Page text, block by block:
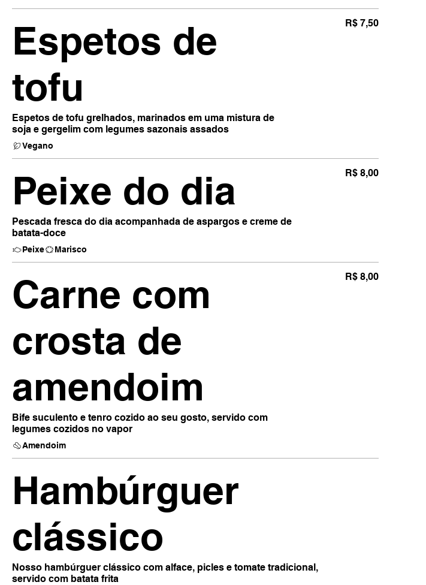
Espetos de
tofu
Espetos de tofu grelhados, marinados em uma mistura de
soja e gergelim com legumes sazonais assados
R$ 7,50
Vegano
Peixe do dia
Pescada fresca do dia acompanhada de aspargos e creme de
batata-doce
R$ 8,00
Peixe Marisco
Carne com
crosta de
amendoim
Bife suculento e tenro cozido ao seu gosto, servido com
legumes cozidos no vapor
R$ 8,00
Amendoim
Hambúrguer
clássico
Nosso hambúrguer clássico com alface, picles e tomate tradicional,
servido com batata frita